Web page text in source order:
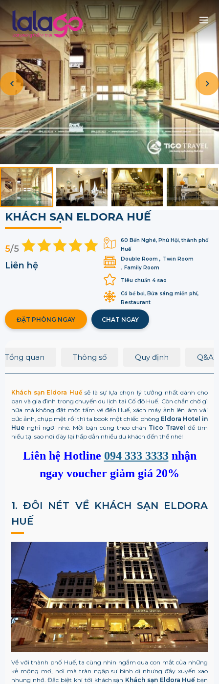
KHÁCH SẠN ELDORA HUẾ
60 Bến Nghé, Phú Hội, thành phố
Huế
Double Room
Twin Room
Family Room
Tiêu chuẩn 4 sao
Có bể bơi, Bữa sáng miễn phí,
Restaurant
5/5
Liên hệ
ĐẶT PHÒNG NGAY CHAT NGAY
Tổng quan Thông số Quy định Q&A
Khách sạn Eldora Huếsẽ là sự lựa chọn lý tưởng nhất dành cho
bạn và gia đình trong chuyến du lịch tại Cố đô Huế. Còn chần chờ gì
nữa mà không đặt một tấm vé đến Huế, xách máy ảnh lên làm vài
bức ảnh, chụp mệt rồi thì ta book một chiếc phòng Eldora Hotel in
Hue nghỉ ngơi nhé. Mời bạn cùng theo chân Tico Travelđể tìm
hiểu tại sao nơi đây lại hấp dẫn nhiều du khách đến thế nhé!
Liên hệ Hotline 094 333 3333 nhận
ngay voucher giảm giá 20%
1. ĐÔI NÉT VỀ KHÁCH SẠN ELDORA
HUẾ
Về với thành phố Huế, ta cùng nhìn ngắm qua con mắt của những
kẻ mộng mơ, nơi mà tràn ngập sự bình dị nhưng đầy xuyến xao
nhung nhớ.Đặc biệt khi tới khách sạn Khách sạn Eldora Huế bạn